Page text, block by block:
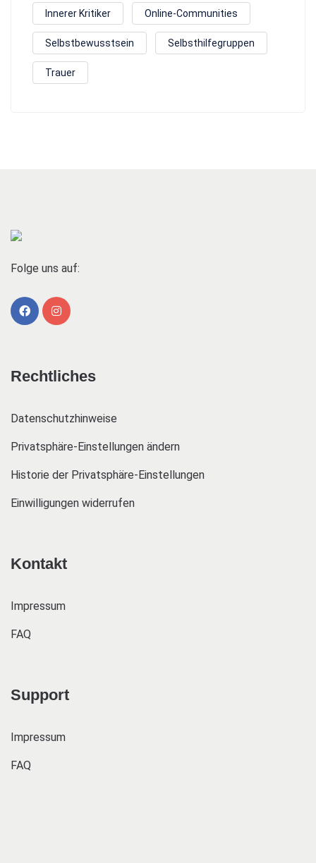
Innerer Kritiker Online-Communities
Selbstbewusstsein Selbsthilfegruppen
Trauer
Folge uns auf:
Rechtliches
Datenschutzhinweise
Privatsphäre-Einstellungen ändern
Historie der Privatsphäre-Einstellungen
Einwilligungen widerrufen
Kontakt
Impressum
FAQ
Support
Impressum
FAQ